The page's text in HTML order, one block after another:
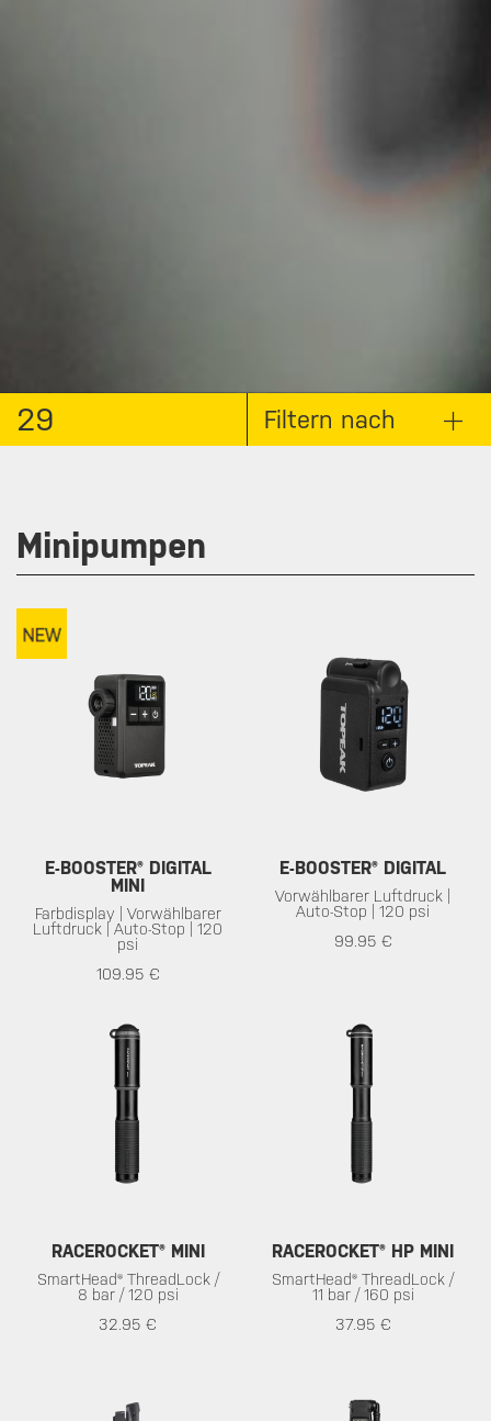
29 Filtern nach
Minipumpen
E-BOOSTER® DIGITAL
MINI
Farbdisplay | Vorwählbarer
Luftdruck | Auto-Stop | 120
psi
109.95 €
E-BOOSTER® DIGITAL
Vorwählbarer Luftdruck |
Auto-Stop | 120 psi
99.95 €
RACEROCKET® MINI
SmartHead® ThreadLock /
8 bar / 120 psi
32.95 €
RACEROCKET® HP MINI
SmartHead® ThreadLock /
11 bar / 160 psi
37.95 €